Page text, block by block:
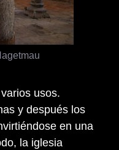
usos.
y después los
en una
la iglesia